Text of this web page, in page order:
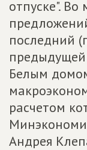
отпуске". Во
последний
предыдущей
Белым
расчетом
Андрея